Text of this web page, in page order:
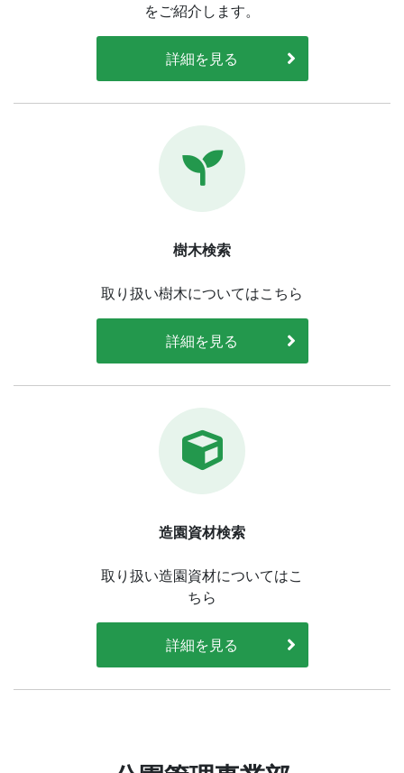
をご紹介します。
詳細を見る
樹木検索
取り扱い樹木についてはこちら
詳細を見る
造園資材検索
取り扱い造園資材についてはこ
ちら
詳細を見る